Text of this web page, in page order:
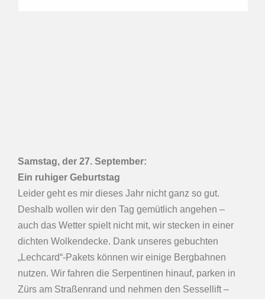
Samstag, der 27. September:
Ein ruhiger Geburtstag
Leider geht es mir dieses Jahr nicht ganz so gut.
Deshalb wollen wir den Tag gemütlich angehen –
auch das Wetter spielt nicht mit, wir stecken in einer
dichten Wolkendecke. Dank unseres gebuchten
„Lechcard“-Pakets können wir einige Bergbahnen
nutzen. Wir fahren die Serpentinen hinauf, parken in
Zürs am Straßenrand und nehmen den Sessellift –